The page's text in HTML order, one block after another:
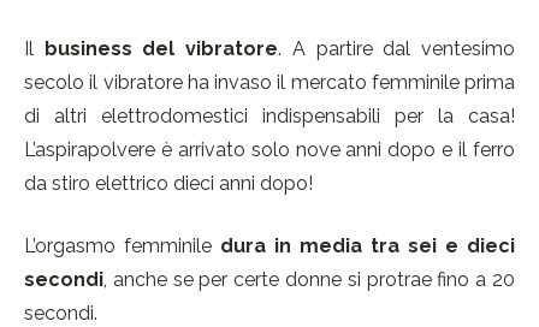
Il business del vibratore. A partire dal ventesimo
secolo il vibratore ha invaso il mercato femminile prima
di altri elettrodomestici indispensabili per la casa!
L’aspirapolvere è arrivato solo nove anni dopo e il ferro
da stiro elettrico dieci anni dopo!
L’orgasmo femminile dura in media tra sei e dieci
secondi, anche se per certe donne si protrae fino a 20
secondi.